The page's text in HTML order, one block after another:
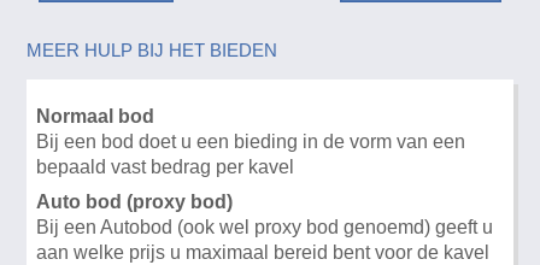
MEER HULP BIJ HET BIEDEN
Normaal bod
Bij een bod doet u een bieding in de vorm van een
bepaald vast bedrag per kavel
Auto bod (proxy bod)
Bij een Autobod (ook wel proxy bod genoemd) geeft u
aan welke prijs u maximaal bereid bent voor de kavel